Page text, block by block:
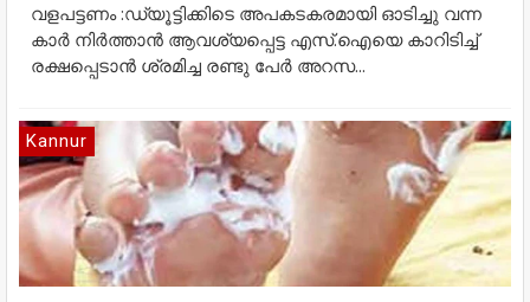
വളപട്ടണം :ഡ്യൂട്ടിക്കിടെ അപകടകരമായി ഓടിച്ചു വന്ന
കാർ നിർത്താൻ ആവശ്യപ്പെട്ട എസ്.ഐയെ കാറിടിച്ച്
രക്ഷപ്പെടാൻ ശ്രമിച്ച രണ്ടു പേർ അറസ...
Kannur